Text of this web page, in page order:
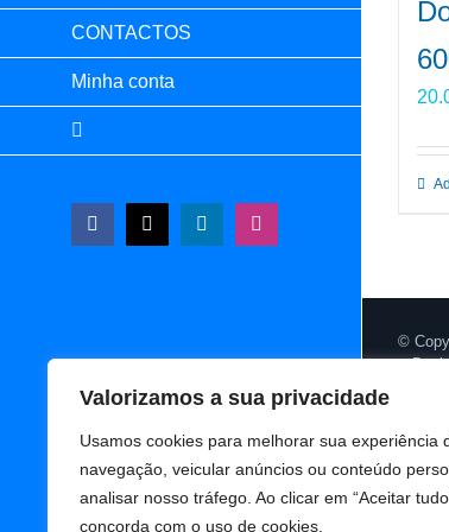
Valorizamos a sua privacidade
Usamos cookies para melhorar sua experiência
navegação, veicular anúncios ou conteúdo
analisar nosso tráfego. Ao clicar em “Aceitar
concorda com o uso de cookies.
CONTACTOS
Minha conta
Facebook
X LinkedInInstagram
©